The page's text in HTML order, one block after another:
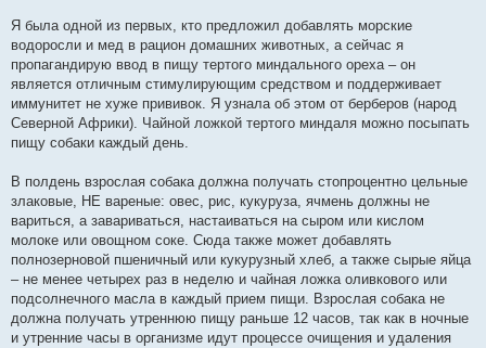
Я была одной из первых, кто предложил добавлять морские
водоросли и мед в рацион домашних животных, а сейчас я
пропагандирую ввод в пищу тертого миндального ореха – он
является отличным стимулирующим средством и поддерживает
иммунитет не хуже прививок. Я узнала об этом от берберов (народ
Северной Африки). Чайной ложкой тертого миндаля можно посыпать
пищу собаки каждый день.
В полдень взрослая собака должна получать стопроцентно цельные
злаковые, НЕ вареные: овес, рис, кукуруза, ячмень должны не
вариться, а завариваться, настаиваться на сыром или кислом
молоке или овощном соке. Сюда также может добавлять
полнозерновой пшеничный или кукурузный хлеб, а также сырые яйца
– не менее четырех раз в неделю и чайная ложка оливкового или
подсолнечного масла в каждый прием пищи. Взрослая собака не
должна получать утреннюю пищу раньше 12 часов, так как в ночные
и утренние часы в организме идут процессе очищения и удаления